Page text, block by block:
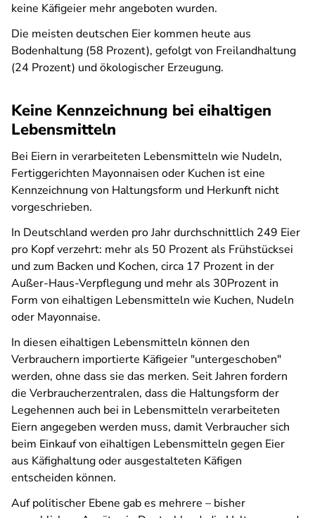
keine Käfigeier mehr angeboten wurden.
Die meisten deutschen Eier kommen heute aus
Bodenhaltung (58 Prozent), gefolgt von Freilandhaltung
(24 Prozent) und ökologischer Erzeugung.
Keine Kennzeichnung bei eihaltigen
Lebensmitteln
Bei Eiern in verarbeiteten Lebensmitteln wie Nudeln,
Fertiggerichten Mayonnaisen oder Kuchen ist eine
Kennzeichnung von Haltungsform und Herkunft nicht
vorgeschrieben.
In Deutschland werden pro Jahr durchschnittlich 249 Eier
pro Kopf verzehrt: mehr als 50 Prozent als Frühstücksei
und zum Backen und Kochen, circa 17 Prozent in der
Außer-Haus-Verpflegung und mehr als 30Prozent in
Form von eihaltigen Lebensmitteln wie Kuchen, Nudeln
oder Mayonnaise.
In diesen eihaltigen Lebensmitteln können den
Verbrauchern importierte Käfigeier "untergeschoben"
werden, ohne dass sie das merken. Seit Jahren fordern
die Verbraucherzentralen, dass die Haltungsform der
Legehennen auch bei in Lebensmitteln verarbeiteten
Eiern angegeben werden muss, damit Verbraucher sich
beim Einkauf von eihaltigen Lebensmitteln gegen Eier
aus Käfighaltung oder ausgestalteten Käfigen
entscheiden können.
Auf politischer Ebene gab es mehrere – bisher